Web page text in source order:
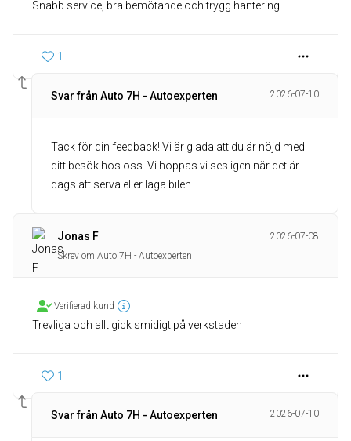
Snabb service, bra bemötande och trygg hantering.
1
Svar från Auto 7H - Autoexperten 2026-07-10
Tack för din feedback! Vi är glada att du är nöjd med
ditt besök hos oss. Vi hoppas vi ses igen när det är
dags att serva eller laga bilen.
Jonas F
2026-07-08
Skrev om Auto 7H - Autoexperten
Verifierad kund
Trevliga och allt gick smidigt på verkstaden
1
Svar från Auto 7H - Autoexperten 2026-07-10